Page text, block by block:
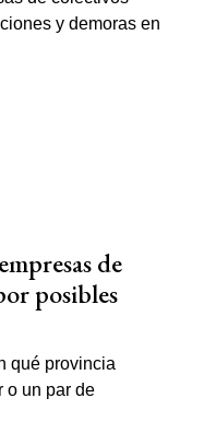
de
posibles